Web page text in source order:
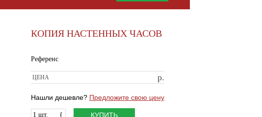
КОПИЯ НАСТЕННЫХ ЧАСОВ
Референс
ЦЕНА р.
Нашли дешевле? Предложите свою цену
{
1 шт. КУПИТЬ